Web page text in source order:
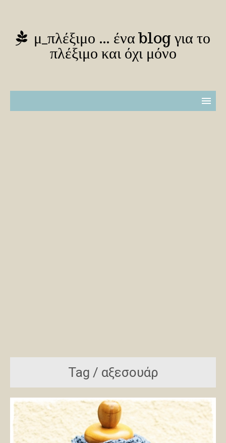
μ_πλέξιμο … ένα blog για το
πλέξιμο και όχι μόνο
Tag / αξεσουάρ